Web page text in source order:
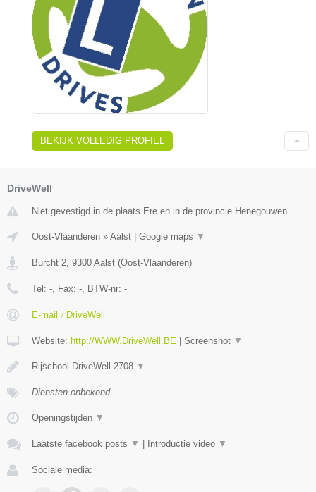
BEKIJK VOLLEDIG PROFIEL
DriveWell
Niet gevestigd in de plaats Ere en in de provincie Henegouwen.
Oost-Vlaanderen » Aalst Google maps ▼
Burcht 2, 9300 Aalst (Oost-Vlaanderen)
Tel: -, Fax: -, BTW-nr: -
E-mail › DriveWell
Website: http://WWW.DriveWell.BE Screenshot ▼
Rijschool DriveWell 2708 ▼
Diensten onbekend
Openingstijden ▼
Laatste facebook posts ▼ Introductie video ▼
Sociale media: